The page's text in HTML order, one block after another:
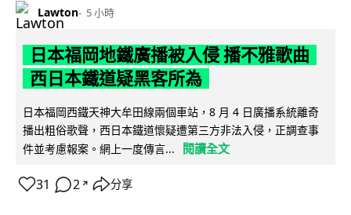
Lawton 5 小時
日本福岡地鐵廣播被入侵 播不雅歌曲
西日本鐵道疑黑客所為
日本福岡西鐵天神大牟田線兩個車站，8 月 4 日廣播系統離奇
播出粗俗歌聲，西日本鐵道懷疑遭第三方非法入侵，正調查事
件並考慮報案。網上一度傳言...
閱讀全文
31 2 ↗ 分享